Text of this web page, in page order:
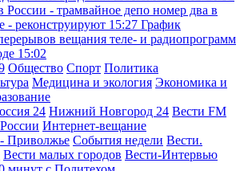
- трамвайное депо номер два в
реконструируют 15:27 График
вещания теле- и радиопрограмм
15:02
Общество Спорт Политика
Медицина и экология Экономика и
24 Нижний Новгород 24 Вести FM
Интернет-вещание
Приволжье События недели Вести.
Вести малых городов Вести-Интервью